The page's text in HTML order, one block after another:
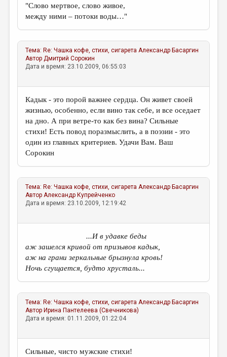
ЦИКЛЫ ПУБЛИКАЦИЙ
ТРЕДИАКОВСКИЙ
МЕДИА
ВКОНТАКТЕ
"Слово мертвое, слово живое,
между ними – потоки воды…"
Тема: Re: Чашка кофе, стихи, сигарета Александр Басаргин
АвторДмитрий Сорокин
Дата и время: 23.10.2009, 06:55:03
Кадык - это порой важнее сердца. Он живет своей
жизнью, особенно, если вино так себе, и все оседает
на дно. А при ветре-то как без вина? Сильные
стихи! Есть повод поразмыслить, а в поэзии - это
один из главных критериев. Удачи Вам. Ваш
Сорокин
Тема: Re: Чашка кофе, стихи, сигарета Александр Басаргин
АвторАлександр Купрейченко
Дата и время: 23.10.2009, 12:19:42
...И в удавке беды
аж зашелся кривой от призывов кадык,
аж на грани зеркальные брызнула кровь!
Ночь сгущается, будто хрусталь...
Тема: Re: Чашка кофе, стихи, сигарета Александр Басаргин
Автор Ирина Пантелеева (Свечникова)
Дата и время: 01.11.2009, 01:22:04
Сильные, чисто мужские стихи!